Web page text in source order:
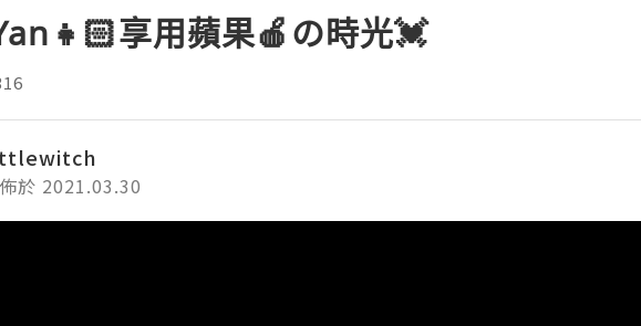
享用蘋果🍎の時光💓
於 2021.03.30